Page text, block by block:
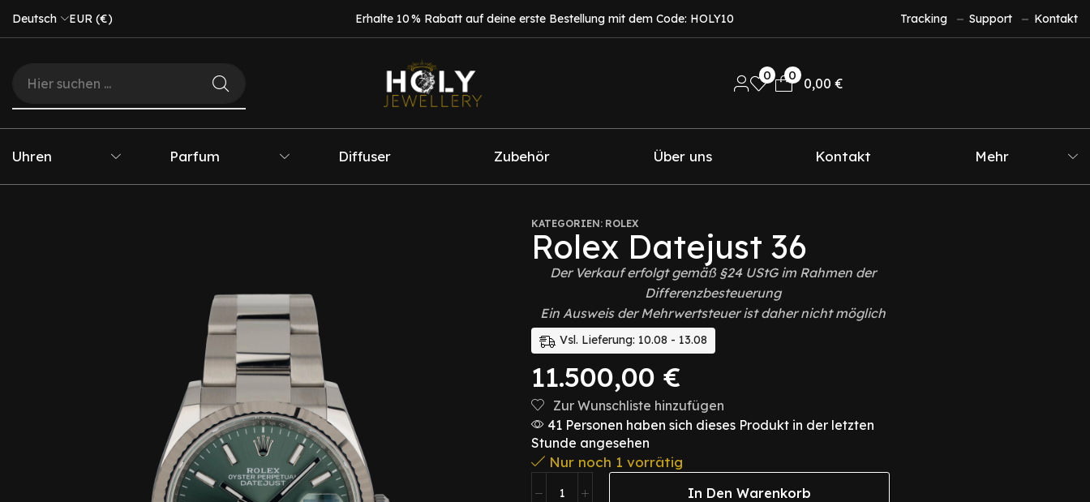
Deutsch EUR (€) Erhalte 10 % Rabatt auf deine erste Bestellung mit dem Code: HOLY10 Tracking Support Kontakt
0 0
0,00 €
Uhren Parfum Diffuser Zubehör Über uns Kontakt Mehr
KATEGORIEN: ROLEX
Rolex Datejust 36
Der Verkauf erfolgt gemäß §24 UStG im Rahmen der
Differenzbesteuerung
Ein Ausweis der Mehrwertsteuer ist daher nicht möglich
Vsl. Lieferung: 10.08 - 13.08
11.500,00€
Zur Wunschliste hinzufügen
41 Personen haben sich dieses Produkt in der letzten
Stunde angesehen
Nur noch 1 vorrätig
In Den Warenkorb